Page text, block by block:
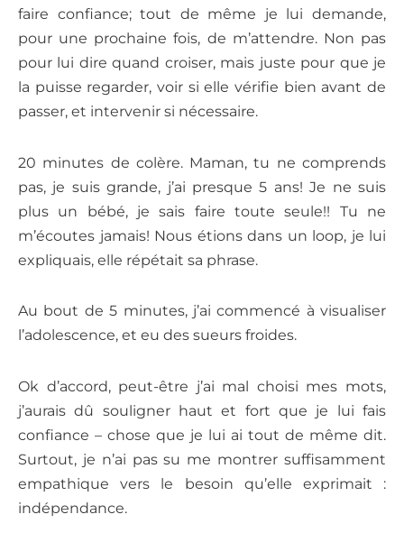
faire confiance; tout de même je lui demande,
pour une prochaine fois, de m’attendre. Non pas
pour lui dire quand croiser, mais juste pour que je
la puisse regarder, voir si elle vérifie bien avant de
passer, et intervenir si nécessaire.
20 minutes de colère. Maman, tu ne comprends
pas, je suis grande, j’ai presque 5 ans! Je ne suis
plus un bébé, je sais faire toute seule!! Tu ne
m’écoutes jamais! Nous étions dans un loop, je lui
expliquais, elle répétait sa phrase.
Au bout de 5 minutes, j’ai commencé à visualiser
l’adolescence, et eu des sueurs froides.
Ok d’accord, peut-être j’ai mal choisi mes mots,
j’aurais dû souligner haut et fort que je lui fais
confiance – chose que je lui ai tout de même dit.
Surtout, je n’ai pas su me montrer suffisamment
empathique vers le besoin qu’elle exprimait :
indépendance.